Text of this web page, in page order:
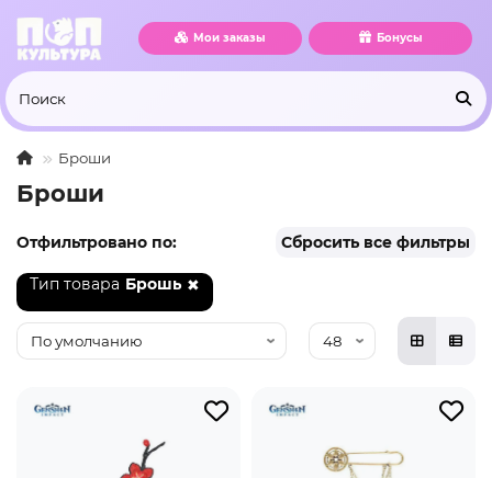
Мои заказы Бонусы
Броши
Броши
Отфильтровано по: Сбросить все фильтры
Тип товара Брошь